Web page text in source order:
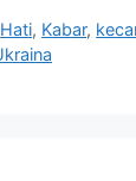
Hati, Kabar,